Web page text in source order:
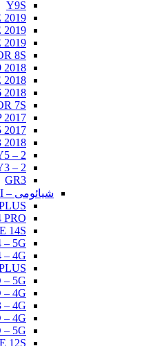
PRIME 2019
PRIME 2019
PRIME 2019
/ HONOR 8S
Y9 2018
PRIME 2018
Y6 2018
HONOR 7S
Y7P 2017
Y5 2017
/ Y3 2018
شیائومی – XIAOMI
PRO PLUS
14 PRO
NOTE 14S
14 – 5G
14 – 4G
PRO PLUS
PRO – 5G
PRO – 4G
13 – 4G
PRO – 4G
PRO – 5G
NOTE 12S